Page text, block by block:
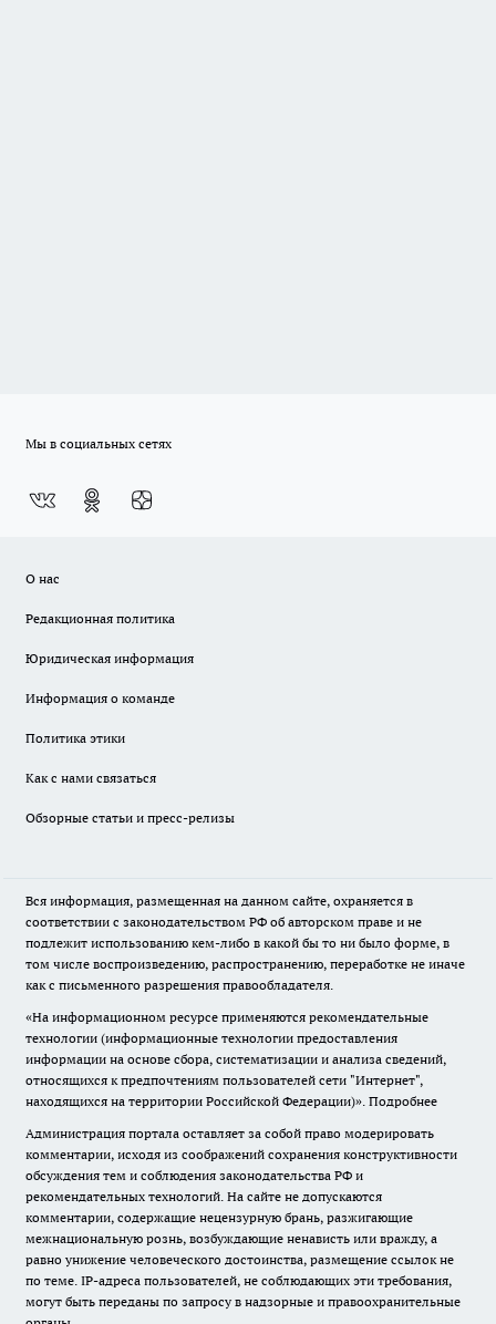
Мы в социальных сетях
О нас
Редакционная политика
Юридическая информация
Информация о команде
Политика этики
Как с нами связаться
Обзорные статьи и пресс-релизы
Вся информация, размещенная на данном сайте, охраняется в
соответствии с законодательством РФ об авторском праве и не
подлежит использованию кем-либо в какой бы то ни было форме, в
том числе воспроизведению, распространению, переработке не иначе
как с письменного разрешения правообладателя.
«На информационном ресурсе применяются рекомендательные
технологии (информационные технологии предоставления
информации на основе сбора, систематизации и анализа сведений,
относящихся к предпочтениям пользователей сети "Интернет",
находящихся на территории Российской Федерации)». Подробнее
Администрация портала оставляет за собой право модерировать
комментарии, исходя из соображений сохранения конструктивности
обсуждения тем и соблюдения законодательства РФ и
рекомендательных технологий. На сайте не допускаются
комментарии, содержащие нецензурную брань, разжигающие
межнациональную рознь, возбуждающие ненависть или вражду, а
равно унижение человеческого достоинства, размещение ссылок не
по теме. IP-адреса пользователей, не соблюдающих эти требования,
могут быть переданы по запросу в надзорные и правоохранительные